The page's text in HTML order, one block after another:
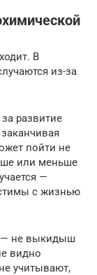
В
из-за
развитие
пойти не
или меньше
—
с жизнью
— не выкидыш
видно
учитывают,